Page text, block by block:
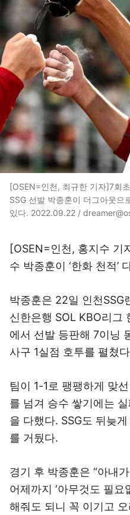
[OSEN=인천, 최규한 기자]7회
SSG 선발 박종훈이 더그아웃으
있다. 2022.09.22 /
[OSEN=인천, 홍지수 기
수 박종훈이 ‘한화 천적’
박종훈은 22일 인천
신한은행 SOL KBO리그
에서 선발 등판해 7이닝
사구 1실점 호투를 펼쳤
팀이 1-1로 팽팽하게 맞
를 넘겨 승수 쌓기에는
을 다했다. SSG도 뒤늦
를 거뒀다.
경기 후 박종훈은 “아내
어제까지 ‘아무것도 필요
해줘도 되니 꼭 이기고